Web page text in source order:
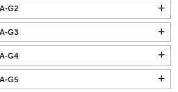
G2
G3
G4
G5